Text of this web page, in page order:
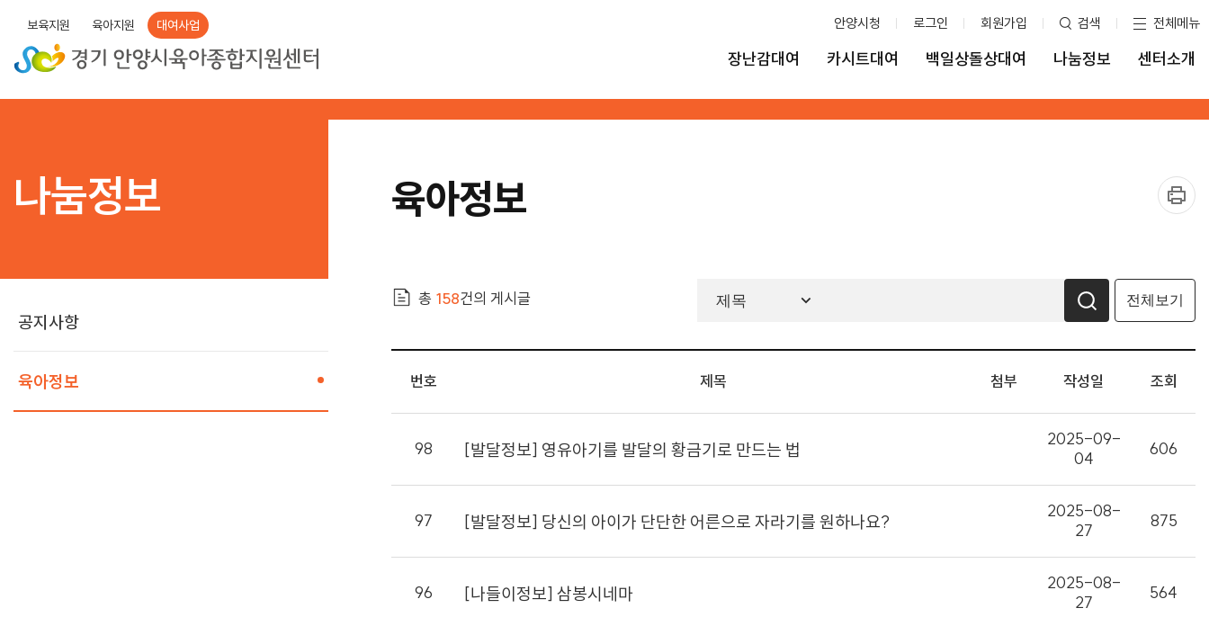
안양시청 로그인 회원가입 검색 전체메뉴
보육지원 육아지원 대여사업
장난감대여 카시트대여 백일상돌상대여 나눔정보 센터소개
나눔정보
공지사항
육아정보
육아정보
총 158건의 게시글 전체보기
번호 제목 첨부 작성일 조회
98 [발달정보] 영유아기를 발달의 황금기로 만드는 법
2025-09-
04
606
97 [발달정보] 당신의 아이가 단단한 어른으로 자라기를 원하나요?
2025-08-
27
875
96 [나들이정보] 삼봉시네마
2025-08-
27
564